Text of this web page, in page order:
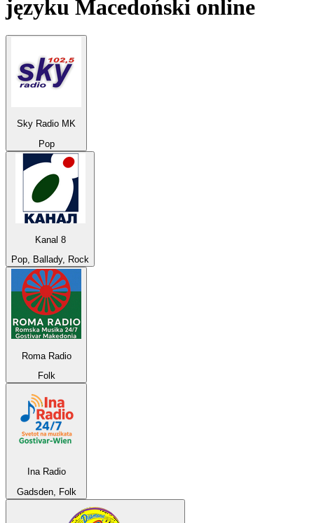
języku Macedoński online
Sky Radio MK
Pop
Kanal 8
Pop, Ballady, Rock
Roma Radio
Folk
Ina Radio
Gadsden, Folk